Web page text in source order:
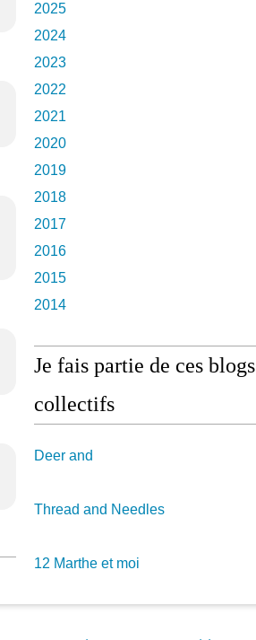
2025
2024
2023
2022
2021
2020
2019
2018
2017
2016
2015
2014
Je fais partie de ces blogs
collectifs
Deer and
Thread and Needles
12 Marthe et moi